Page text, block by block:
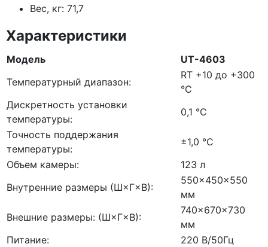
Вес, кг: 71,7
Характеристики
Модель
UT-4603
Температурный диапазон:
RT +10 до +300
°С
Дискретность установки
температуры:
0,1 °С
Точность поддержания
температуры:
±1,0 °С
Объем камеры:
123 л
Внутренние размеры (Ш×Г×В):
550×450×550
мм
Внешние размеры: (Ш×Г×В):
740×670×730
мм
Питание:
220 В/50Гц